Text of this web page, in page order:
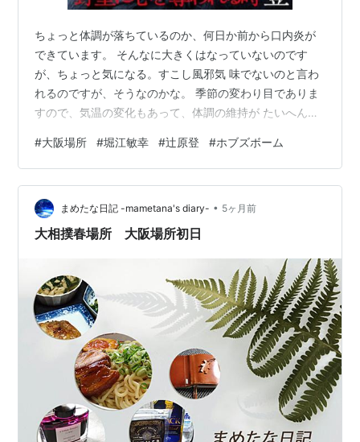
ちょっと体調が落ちているのか、何日か前から口内炎が
できています。 そんなに大きくはなっていないのです
が、ちょっと気になる。すこし風邪気 味でないのと言わ
れるのですが、そうなのかな。 季節の変わり目でありま
すので、気温の変化もあって、体調の維持が たいへんで
それま でには体調を戻すようにと厳命であります。（次
の土曜は１４日で、この日は 北海道で嵐コンサートがあ
りまして、交通機関とか宿泊施設はパニックに なりそう
でありますが、当方が足を運ぶのは、もちろん嵐ではあ
りません。） 本日は食材の買い出し以外は、自宅でじっ
#大阪場所 #堀江敏幸 #辻原登 #ホブズボーム
まめたな日記 -mametana's diary- • 5ヶ月前
大相撲春場所 大阪場所初日